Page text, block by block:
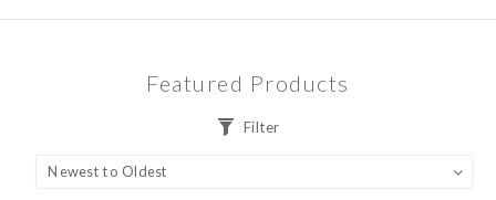
Featured Products
Filter